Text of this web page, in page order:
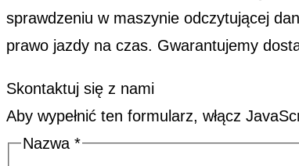
sprawdzeniu w maszynie odczytującej
prawo jazdy na czas. Gwarantujemy
Skontaktuj się z nami
Aby wypełnić ten formularz, włącz
Nazwa *